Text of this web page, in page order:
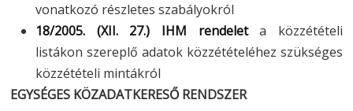
vonatkozó részletes szabályokról
18/2005. (XII. 27.) IHM rendeleta közzétételi
listákon szereplő adatok közzétételéhez szükséges
közzétételi mintákról
EGYSÉGES KÖZADATKERESŐ RENDSZER